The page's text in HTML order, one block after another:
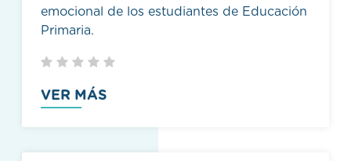
emocional de los estudiantes de Educación
Primaria.
VER MÁS